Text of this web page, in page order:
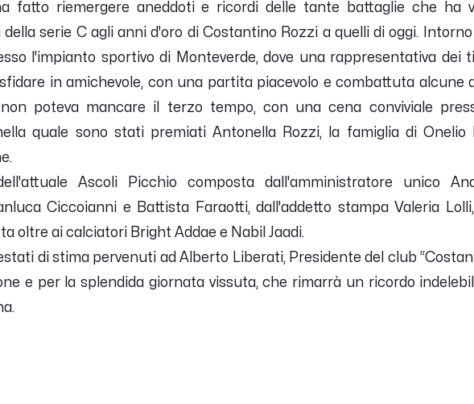
fatto riemergere aneddoti e ricordi delle tante battaglie che ha
serie C agli anni d'oro di Costantino Rozzi a quelli di oggi. Intorno
l'impianto sportivo di Monteverde, dove una rappresentativa dei
in amichevole, con una partita piacevolo e combattuta alcune
poteva mancare il terzo tempo, con una cena conviviale
quale sono stati premiati Antonella Rozzi, la famiglia di Onelio
Ascoli Picchio composta dall'amministratore unico
Ciccoianni e Battista Faraotti, dall'addetto stampa Valeria Lolli,
oltre ai calciatori Bright Addae e Nabil Jaadi.
di stima pervenuti ad Alberto Liberati, Presidente del club
e per la splendida giornata vissuta, che rimarrà un ricordo